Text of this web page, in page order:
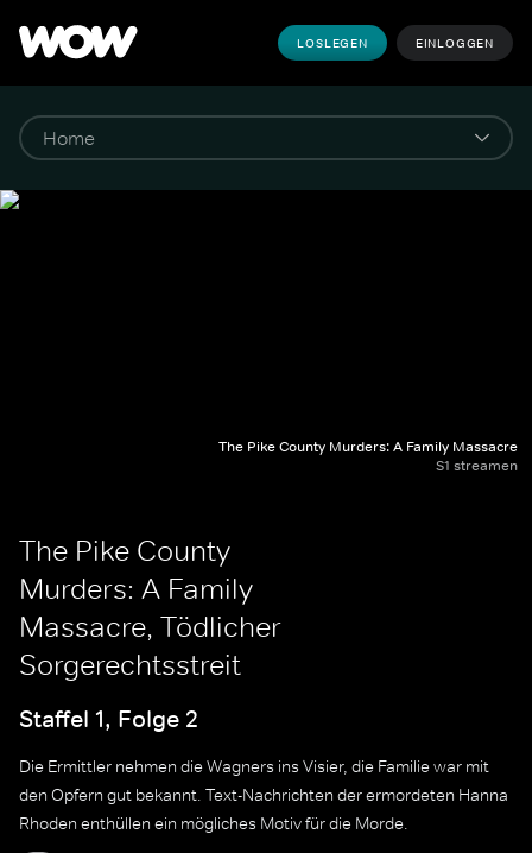
LOSLEGEN EINLOGGEN
The Pike County Murders: A Family Massacre
S1 streamen
The Pike County
Murders: A Family
Massacre, Tödlicher
Sorgerechtsstreit
Staffel 1, Folge 2
Die Ermittler nehmen die Wagners ins Visier, die Familie war mit
den Opfern gut bekannt. Text-Nachrichten der ermordeten Hanna
Rhoden enthüllen ein mögliches Motiv für die Morde.